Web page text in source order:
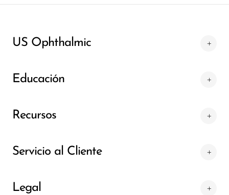
US Ophthalmic
Educación
Recursos
Servicio al Cliente
Legal